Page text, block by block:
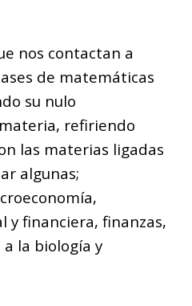
nos contactan a
de matemáticas
su nulo
refiriendo
las materias ligadas
algunas;
y financiera, finanzas,
la biología y